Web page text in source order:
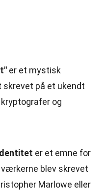
er et mystisk
på et ukendt
og
er et emne for
blev skrevet
Marlowe eller